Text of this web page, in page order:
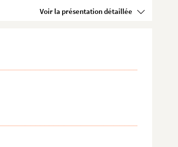
Voir la présentation détaillée